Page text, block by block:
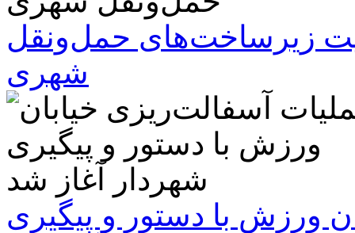
زیرساخت‌های حمل‌ونقل
شهری
ورزش با دستور و پیگیری